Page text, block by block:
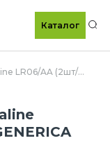
Каталог
Батарейка щелочная Alkaline LR06/AA (2шт/блистер) GENERICA